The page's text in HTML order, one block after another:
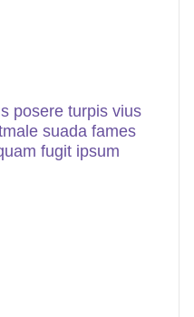
posere turpis vius
suada fames
fugit ipsum